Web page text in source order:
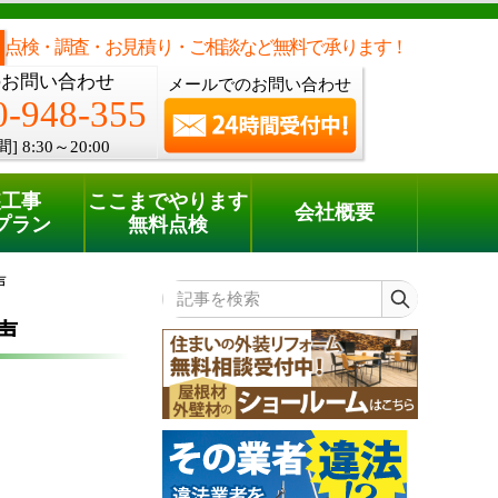
点検・調査・お見積り・ご相談など無料で承ります！
問い合わせ
948-355
] 8:30～20:00
メールでのお問い合わせ
電話でのご相談 [8:30～20:00]
phone0120-948-355
事
ラン
ここまでやります
無料点検
会社概要
記事を検索